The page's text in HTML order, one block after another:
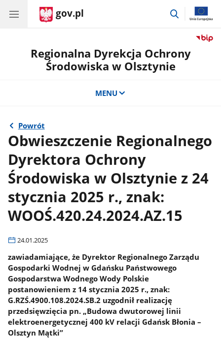
gov.pl
przejdź
Regionalna Dyrekcja Ochrony
Środowiska w Olsztynie
MENU
Powrót
Obwieszczenie Regionalnego
Dyrektora Ochrony
Środowiska w Olsztynie z 24
stycznia 2025 r., znak:
WOOŚ.420.24.2024.AZ.15
24.01.2025
zawiadamiające, że Dyrektor Regionalnego Zarządu
Gospodarki Wodnej w Gdańsku Państwowego
Gospodarstwa Wodnego Wody Polskie
postanowieniem z 14 stycznia 2025 r., znak:
G.RZŚ.4900.108.2024.SB.2 uzgodnił realizację
przedsięwzięcia pn. „Budowa dwutorowej linii
elektroenergetycznej 400 kV relacji Gdańsk Błonia –
Olsztyn Mątki”